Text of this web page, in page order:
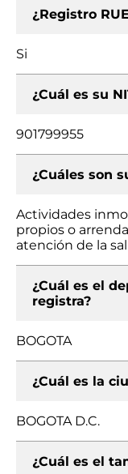
¿Registro
Si
¿Cuál es su
901799955
¿Cuáles son
Actividades
propios o
atención de la
¿Cuál es el
registra?
BOGOTA
¿Cuál es la
BOGOTA D.C.
¿Cuál es el